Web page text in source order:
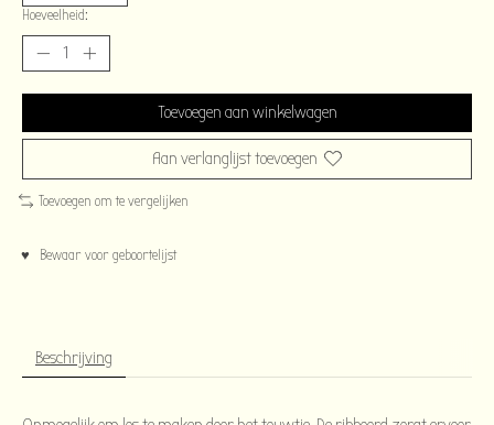
Hoeveelheid:
Toevoegen aan winkelwagen
Aan verlanglijst toevoegen
Toevoegen om te vergelijken
♥ Bewaar voor geboortelijst
Beschrijving